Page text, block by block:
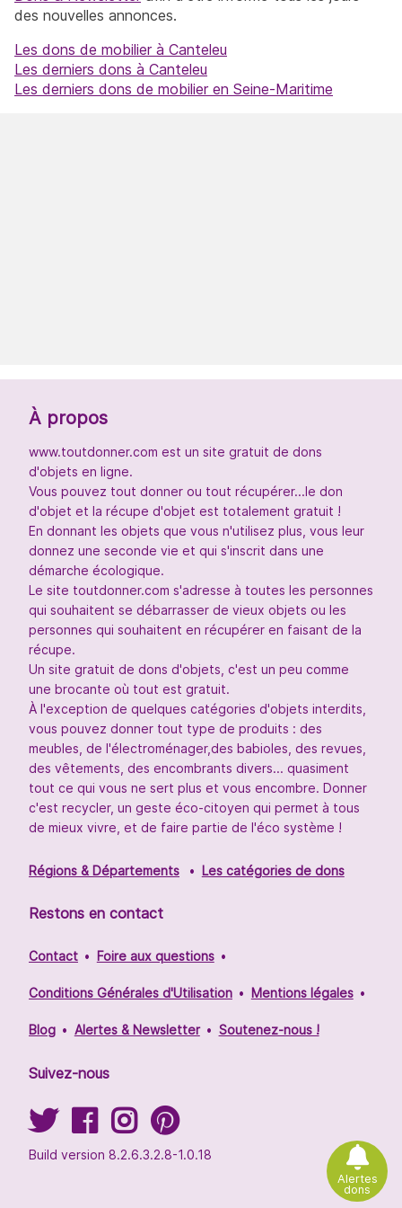
Alertes
dons
des nouvelles annonces.
Les dons de mobilier à Canteleu
Les derniers dons à Canteleu
Les derniers dons de mobilier en Seine-Maritime
À propos
www.toutdonner.com est un site gratuit de dons
d'objets en ligne.
Vous pouvez tout donner ou tout récupérer...le don
d'objet et la récupe d'objet est totalement gratuit !
En donnant les objets que vous n'utilisez plus, vous leur
donnez une seconde vie et qui s'inscrit dans une
démarche écologique.
Le site toutdonner.com s'adresse à toutes les personnes
qui souhaitent se débarrasser de vieux objets ou les
personnes qui souhaitent en récupérer en faisant de la
récupe.
Un site gratuit de dons d'objets, c'est un peu comme
une brocante où tout est gratuit.
À l'exception de quelques catégories d'objets interdits,
vous pouvez donner tout type de produits : des
meubles, de l'électroménager,des babioles, des revues,
des vêtements, des encombrants divers... quasiment
tout ce qui vous ne sert plus et vous encombre. Donner
c'est recycler, un geste éco-citoyen qui permet à tous
de mieux vivre, et de faire partie de l'éco système !
Régions & Départements Les catégories de dons
Restons en contact
Contact Foire aux questions
Conditions Générales d'Utilisation Mentions légales
Blog Alertes & Newsletter Soutenez-nous !
Suivez-nous
Build version 8.2.6.3.2.8-1.0.18